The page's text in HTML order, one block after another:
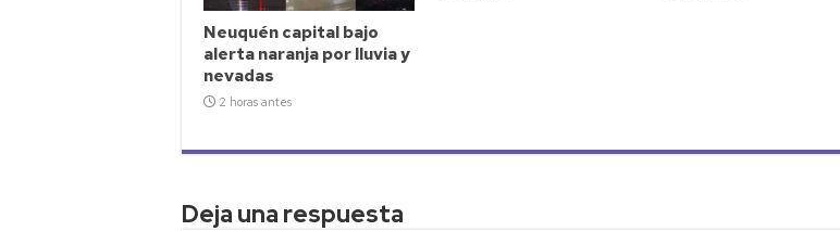
Neuquén capital bajo
alerta naranja por lluvia y
nevadas
2 horas antes
Deja una respuesta